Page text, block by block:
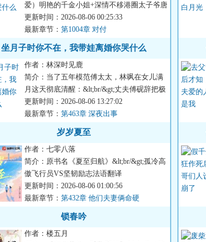
爱）明艳的千金小姐+深情不移港圈太子爷唐
凝谈了一场五年的恋爱...
更新时间：2026-08-06 00:25:33
最新章节： 第1004章 对付
坐月子时你不在，我带娃离婚你哭什么
作者：林深时见鹿
简介：当了五年模范傅太太，林飒在女儿满
月这天彻底清醒：&lt;br/&gt;丈夫傅砚辞把极
致呵护全给了白月光...
更新时间：2026-08-06 13:27:02
最新章节： 第463章 深夜出事
岁岁夏至
作者：七零八落
简介：原书名《夏至归航》&lt;br/&gt;孤冷高
傲飞行员VS坚韧励志法语翻译
&lt;br/&gt;&lt;br/&gt;大二那年...
更新时间：2026-08-06 01:00:56
最新章节： 第432章 他们夫妻俩命硬
锁春吟
作者：楼五月